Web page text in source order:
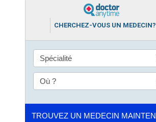
CHERCHEZ-VOUS UN MEDECIN?